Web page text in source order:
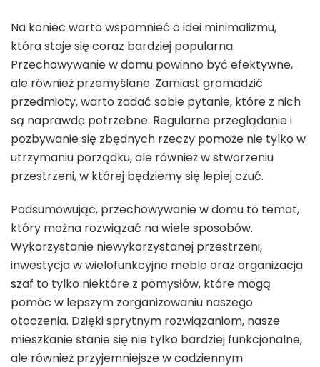
Na koniec warto wspomnieć o idei minimalizmu,
która staje się coraz bardziej popularna.
Przechowywanie w domu powinno być efektywne,
ale również przemyślane. Zamiast gromadzić
przedmioty, warto zadać sobie pytanie, które z nich
są naprawdę potrzebne. Regularne przeglądanie i
pozbywanie się zbędnych rzeczy pomoże nie tylko w
utrzymaniu porządku, ale również w stworzeniu
przestrzeni, w której będziemy się lepiej czuć.
Podsumowując, przechowywanie w domu to temat,
który można rozwiązać na wiele sposobów.
Wykorzystanie niewykorzystanej przestrzeni,
inwestycja w wielofunkcyjne meble oraz organizacja
szaf to tylko niektóre z pomysłów, które mogą
pomóc w lepszym zorganizowaniu naszego
otoczenia. Dzięki sprytnym rozwiązaniom, nasze
mieszkanie stanie się nie tylko bardziej funkcjonalne,
ale również przyjemniejsze w codziennym